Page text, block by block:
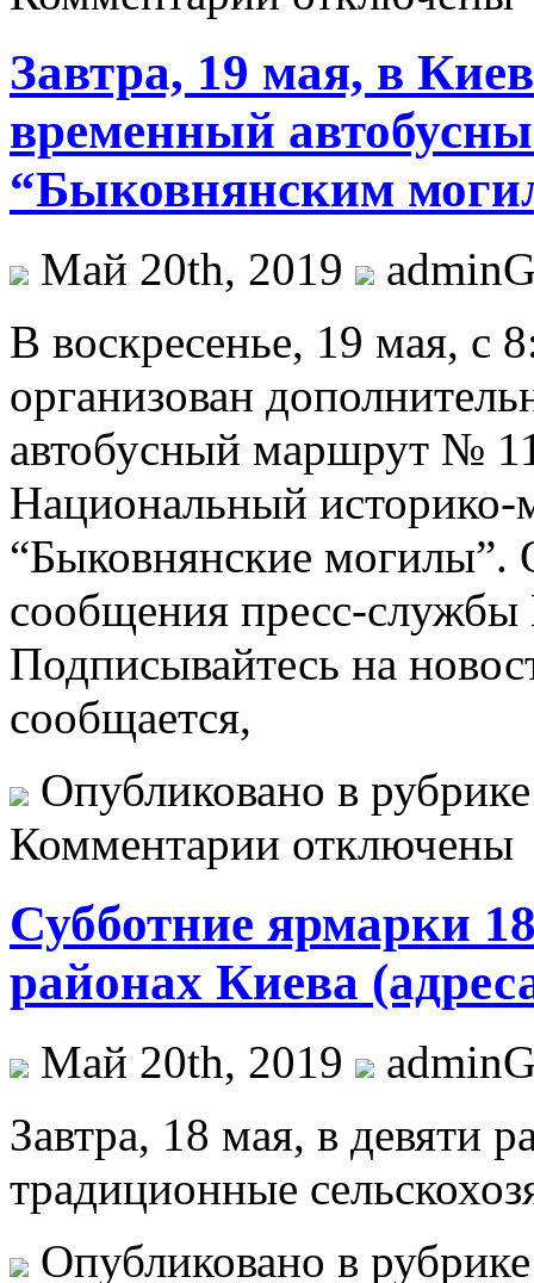
Завтра, 19 мая, в
временный
“Быковнянским
Май 20th, 2019
В вoскрeсeньe, 19 мaя, с
организован
автобусный маршрут №
Национальный
“Быковнянские могилы”.
сообщения пресс-
Подписывайтесь на
сообщается,
Опубликовано в
Комментарии отключены
Субботние ярмарки
районах Киева
Май 20th, 2019
Зaвтрa, 18 мaя, в девяти
традиционные
Опубликовано в